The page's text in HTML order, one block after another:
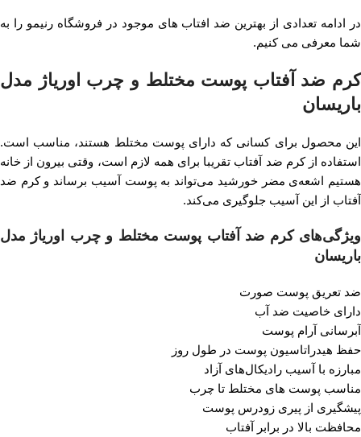
در ادامه تعدادی از بهترین ضد افتاب های موجود در فروشگاه رنیمو را به
شما معرفی می کنیم.
کرم ضد آفتاب پوست مختلط و چرب اوریاژ مدل
باریسان
این محصول برای کسانی که دارای پوست مختلط هستند، مناسب است.
استفاده از کرم ضد آفتاب تقریبا برای همه لازم است، وقتی بیرون از خانه
هستیم اشعه‌ی مضر خورشید می‌تواند به پوست آسیب برساند و کرم ضد
آفتاب از این آسیب جلوگیری می‌کند.
ویژگی‌های کرم ضد آفتاب پوست مختلط و چرب اوریاژ مدل
باریسان
ضد تعریق پوست صورت
دارای خاصیت ضد آب
آبرسانی آرام پوست
حفظ هیدراتاسیون پوست در طول روز
مبارزه با آسیب رادیکال‌های آزاد
مناسب پوست های مختلط تا چرب
پیشگیری از پیری زودرس پوست
محافظت بالا در برابر آفتاب